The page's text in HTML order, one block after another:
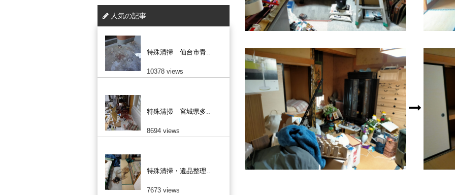
人気の記事
特殊清掃 仙台市青..
10378 views
特殊清掃 宮城県多..
8694 views
特殊清掃・遺品整理..
7673 views